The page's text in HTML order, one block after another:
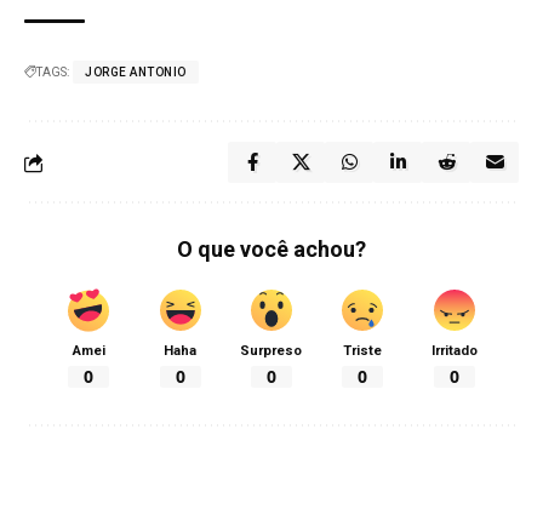
TAGS: JORGE ANTONIO
O que você achou?
Amei
0
Haha
0
Surpreso
0
Triste
0
Irritado
0